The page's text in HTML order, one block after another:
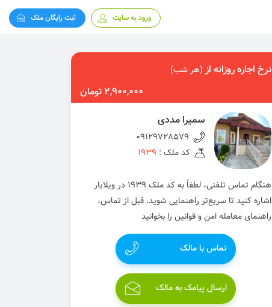
ورود به سایت ثبت رایگان ملک
نرخ اجاره روزانه از(هر شب)
2,900,000 تومان
سمیرا مددی
09129728579
کد ملک : 1939
هنگام تماس تلفنی، لطفاً به کد ملک 1939 در ویلایار
اشاره کنید تا سریع‌تر راهنمایی شوید. قبل از تماس،
راهنمای معامله امن و قوانین را بخوانید
تماس با مالک
ارسال پیامک به مالک